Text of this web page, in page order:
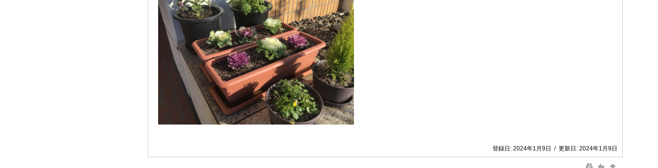
登録日: 2024年1月9日 / 更新日: 2024年1月9日